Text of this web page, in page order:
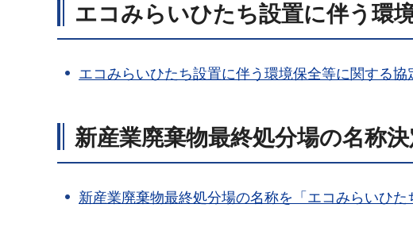
エコみらいひたち設置に伴う環
エコみらいひたち設置に伴う環境保全等に関する協
新産業廃棄物最終処分場の名称
新産業廃棄物最終処分場の名称を「エコみらいひた